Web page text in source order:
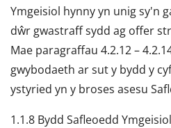
Ymgeisiol hynny yn unig sy'n
dŵr gwastraff sydd ag offer
Mae paragraffau 4.2.12 –
gwybodaeth ar sut y bydd y
ystyried yn y broses asesu
1.1.8 Bydd Safleoedd